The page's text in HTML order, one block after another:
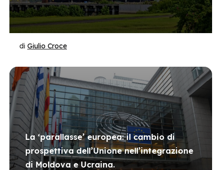
di Giulio Croce
La ‘parallasse’ europea: il cambio di
prospettiva dell’Unione nell’integrazione
di Moldova e Ucraina.